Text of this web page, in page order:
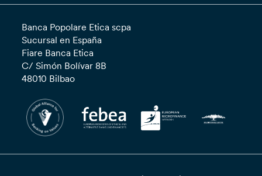
Banca Popolare Etica scpa
Sucursal en España
Fiare Banca Etica
C/ Simón Bolívar 8B
48010 Bilbao